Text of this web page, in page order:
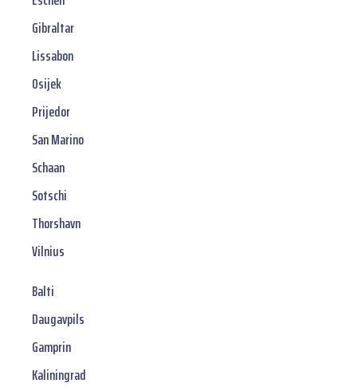
Gibraltar
Lissabon
Osijek
Prijedor
San Marino
Schaan
Sotschi
Thorshavn
Vilnius
Balti
Daugavpils
Gamprin
Kaliningrad